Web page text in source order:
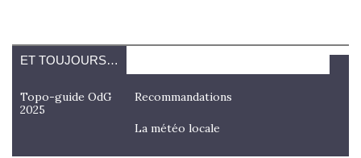
ET TOUJOURS…
Topo-guide OdG
2025
Recommandations
La météo locale